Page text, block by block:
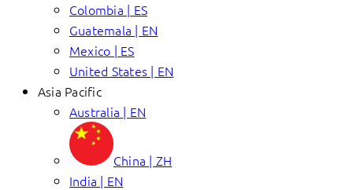
Colombia | ES
Guatemala | EN
Mexico | ES
United States | EN
Asia Pacific
Australia | EN
China | ZH
India | EN